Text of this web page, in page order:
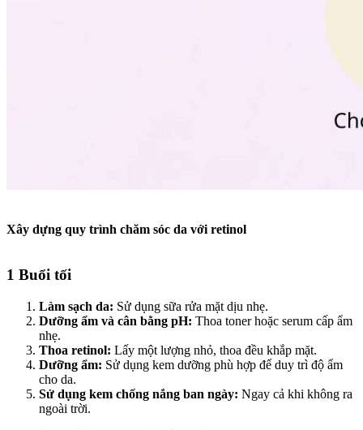
Xây dựng quy trình chăm sóc da với retinol
1 Buổi tối
Làm sạch da: Sử dụng sữa rửa mặt dịu nhẹ.
Dưỡng ẩm và cân bằng pH: Thoa toner hoặc serum cấp ẩm
nhẹ.
Thoa retinol: Lấy một lượng nhỏ, thoa đều khắp mặt.
Dưỡng ẩm: Sử dụng kem dưỡng phù hợp để duy trì độ ẩm
cho da.
Sử dụng kem chống nắng ban ngày: Ngay cả khi không ra
ngoài trời.